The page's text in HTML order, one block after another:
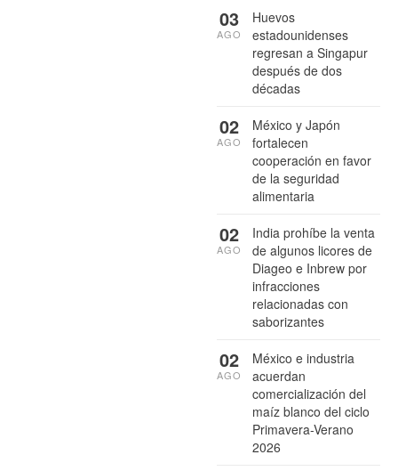
Huevos
estadounidenses
regresan a Singapur
después de dos
décadas
03
AGO
México y Japón
fortalecen
cooperación en favor
de la seguridad
alimentaria
02
AGO
India prohíbe la venta
de algunos licores de
Diageo e Inbrew por
infracciones
relacionadas con
saborizantes
02
AGO
México e industria
acuerdan
comercialización del
maíz blanco del ciclo
Primavera-Verano
2026
02
AGO